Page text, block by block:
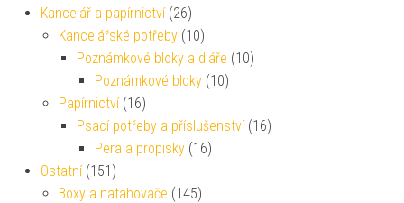
Kancelář a papírnictví (26)
Kancelářské potřeby (10)
Poznámkové bloky a diáře (10)
Poznámkové bloky (10)
Papírnictví (16)
Psací potřeby a příslušenství (16)
Pera a propisky (16)
Ostatní (151)
Boxy a natahovače (145)